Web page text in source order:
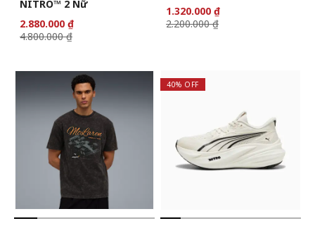
NITRO™ 2 Nữ
2.880.000 ₫
4.800.000 ₫
1.320.000 ₫
2.200.000 ₫
40% OFF